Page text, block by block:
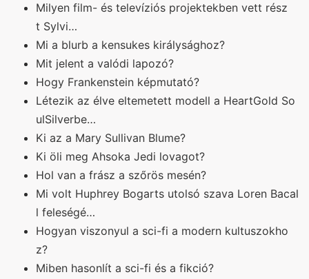
Milyen film- és televíziós projektekben vett rész
t Sylvi…
Mi a blurb a kensukes királysághoz?
Mit jelent a valódi lapozó?
Hogy Frankenstein képmutató?
Létezik az élve eltemetett modell a HeartGold So
ulSilverbe…
Ki az a Mary Sullivan Blume?
Ki öli meg Ahsoka Jedi lovagot?
Hol van a frász a szőrös mesén?
Mi volt Huphrey Bogarts utolsó szava Loren Bacal
l feleségé…
Hogyan viszonyul a sci-fi a modern kultuszokho
z?
Miben hasonlít a sci-fi és a fikció?